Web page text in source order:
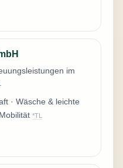
im
· Wäsche & leichte
*TL